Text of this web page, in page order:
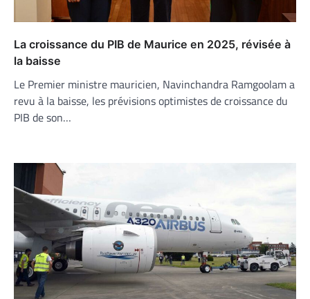
La croissance du PIB de Maurice en 2025, révisée à
la baisse
Le Premier ministre mauricien, Navinchandra Ramgoolam a
revu à la baisse, les prévisions optimistes de croissance du
PIB de son…